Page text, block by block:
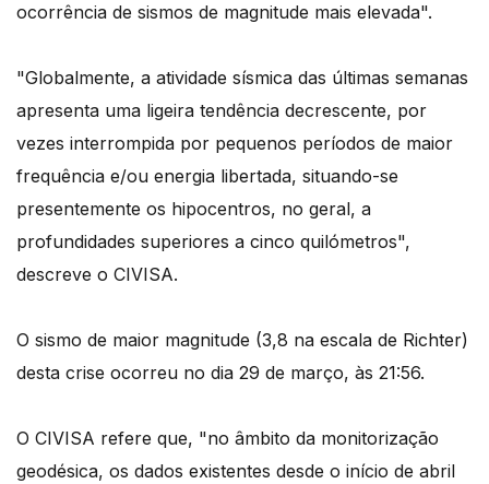
ocorrência de sismos de magnitude mais elevada".
"Globalmente, a atividade sísmica das últimas semanas
apresenta uma ligeira tendência decrescente, por
vezes interrompida por pequenos períodos de maior
frequência e/ou energia libertada, situando-se
presentemente os hipocentros, no geral, a
profundidades superiores a cinco quilómetros",
descreve o CIVISA.
O sismo de maior magnitude (3,8 na escala de Richter)
desta crise ocorreu no dia 29 de março, às 21:56.
O CIVISA refere que, "no âmbito da monitorização
geodésica, os dados existentes desde o início de abril